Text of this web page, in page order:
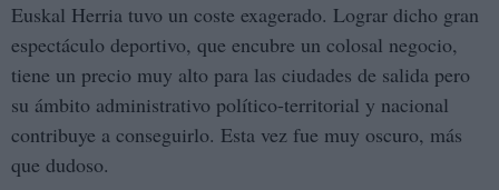
Euskal Herria tuvo un coste exagerado. Lograr dicho gran
espectáculo deportivo, que encubre un colosal negocio,
tiene un precio muy alto para las ciudades de salida pero
su ámbito administrativo político-territorial y nacional
contribuye a conseguirlo. Esta vez fue muy oscuro, más
que dudoso.